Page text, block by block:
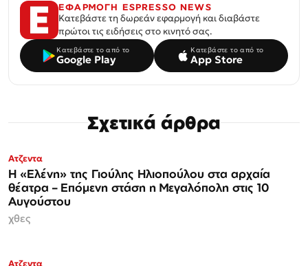
ΕΦΑΡΜΟΓΗ ESPRESSO NEWS
Κατεβάστε τη δωρεάν εφαρμογή και διαβάστε
πρώτοι τις ειδήσεις στο κινητό σας.
Κατεβάστε το από το
Google Play
Κατεβάστε το από το
App Store
Σχετικά άρθρα
Ατζεντα
Η «Ελένη» της Γιούλης Ηλιοπούλου στα αρχαία
θέατρα – Επόμενη στάση η Μεγαλόπολη στις 10
Αυγούστου
χθες